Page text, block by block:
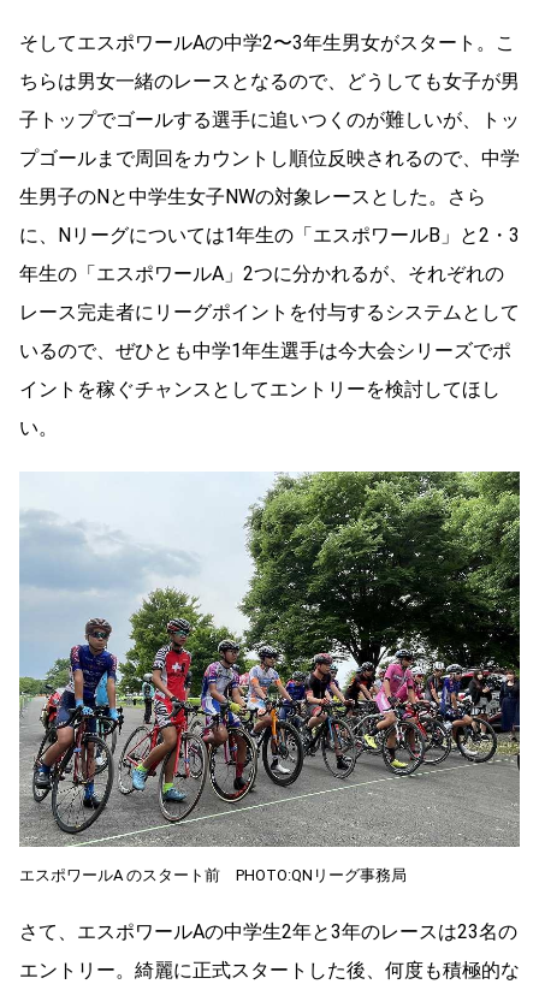
そしてエスポワールAの中学2〜3年生男女がスタート。こ
ちらは男女一緒のレースとなるので、どうしても女子が男
子トップでゴールする選手に追いつくのが難しいが、トッ
プゴールまで周回をカウントし順位反映されるので、中学
生男子のNと中学生女子NWの対象レースとした。さら
に、Nリーグについては1年生の「エスポワールB」と2・3
年生の「エスポワールA」2つに分かれるが、それぞれの
レース完走者にリーグポイントを付与するシステムとして
いるので、ぜひとも中学1年生選手は今大会シリーズでポ
イントを稼ぐチャンスとしてエントリーを検討してほし
い。
エスポワールA のスタート前 PHOTO:QNリーグ事務局
さて、エスポワールAの中学生2年と3年のレースは23名の
エントリー。綺麗に正式スタートした後、何度も積極的な